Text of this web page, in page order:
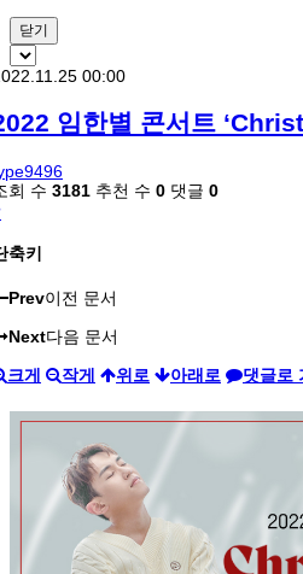
닫기
00:00
임한별 콘서트
회 수 3181 추천 수 0 댓글 0
축키
Prev이전 문서
Next다음 문서
크게
작게 위로 아래로 댓글로